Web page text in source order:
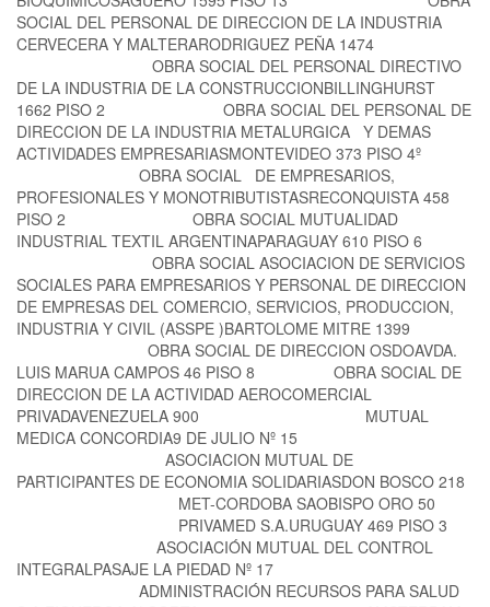
SOCIAL DEL PERSONAL DE DIRECCION DE LA INDUSTRIA
CERVECERA Y MALTERARODRIGUEZ PEÑA 1474
OBRA SOCIAL DEL PERSONAL DIRECTIVO
DE LA INDUSTRIA DE LA CONSTRUCCIONBILLINGHURST
1662 PISO 2 OBRA SOCIAL DEL PERSONAL DE
DIRECCION DE LA INDUSTRIA METALURGICA Y DEMAS
ACTIVIDADES EMPRESARIASMONTEVIDEO 373 PISO 4º
OBRA SOCIAL DE EMPRESARIOS,
PROFESIONALES Y MONOTRIBUTISTASRECONQUISTA 458
PISO 2 OBRA SOCIAL MUTUALIDAD
INDUSTRIAL TEXTIL ARGENTINAPARAGUAY 610 PISO 6
OBRA SOCIAL ASOCIACION DE SERVICIOS
SOCIALES PARA EMPRESARIOS Y PERSONAL DE DIRECCION
DE EMPRESAS DEL COMERCIO, SERVICIOS, PRODUCCION,
INDUSTRIA Y CIVIL (ASSPE )BARTOLOME MITRE 1399
OBRA SOCIAL DE DIRECCION OSDOAVDA.
LUIS MARUA CAMPOS 46 PISO 8 OBRA SOCIAL DE
DIRECCION DE LA ACTIVIDAD AEROCOMERCIAL
PRIVADAVENEZUELA 900 MUTUAL
MEDICA CONCORDIA9 DE JULIO Nº 15
ASOCIACION MUTUAL DE
PARTICIPANTES DE ECONOMIA SOLIDARIASDON BOSCO 218
MET-CORDOBA SAOBISPO ORO 50
PRIVAMED S.A.URUGUAY 469 PISO 3
ASOCIACIÓN MUTUAL DEL CONTROL
INTEGRALPASAJE LA PIEDAD Nº 17
ADMINISTRACIÓN RECURSOS PARA SALUD